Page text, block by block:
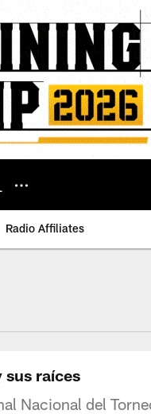
Radio Affiliates
raíces
Nacional del